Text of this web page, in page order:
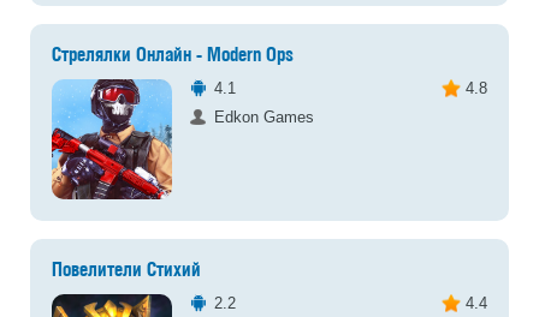
Стрелялки Онлайн - Modern Ops
4.1
4.8
Edkon Games
Повелители Стихий
2.2
4.4